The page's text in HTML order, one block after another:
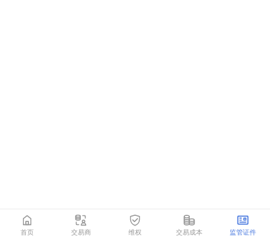
首页 交易商 维权 交易成本 监管证件